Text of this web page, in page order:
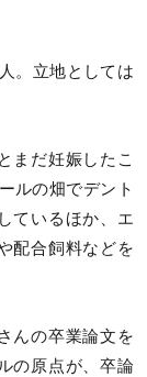
。立地としては
まだ妊娠したこ
ルの畑でデント
ているほか、エ
配合飼料などを
んの卒業論文を
の原点が、卒論